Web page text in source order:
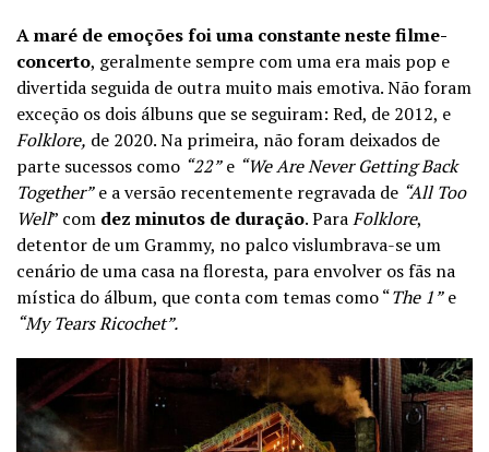
A maré de emoções foi uma constante neste filme-
concerto, geralmente sempre com uma era mais pop e
divertida seguida de outra muito mais emotiva. Não foram
exceção os dois álbuns que se seguiram: Red, de 2012, e
Folklore, de 2020. Na primeira, não foram deixados de
parte sucessos como “22”e “We Are Never Getting Back
Together”e a versão recentemente regravada de “All Too
Well” com dez minutos de duração. ParaFolklore,
detentor de um Grammy, no palco vislumbrava-se um
cenário de uma casa na floresta, para envolver os fãs na
mística do álbum, que conta com temas como “The 1”e
“My Tears Ricochet”.